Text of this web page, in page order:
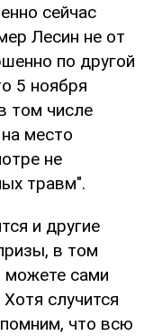
сейчас
Лесин не от
по другой
5 ноября
том числе
место
не
травм".
и другие
в том
можете сами
случится
что всю